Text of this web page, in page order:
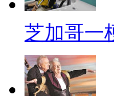
在当今社会
情内容最好
网的海量下
扬扬的儿童
芝加哥一